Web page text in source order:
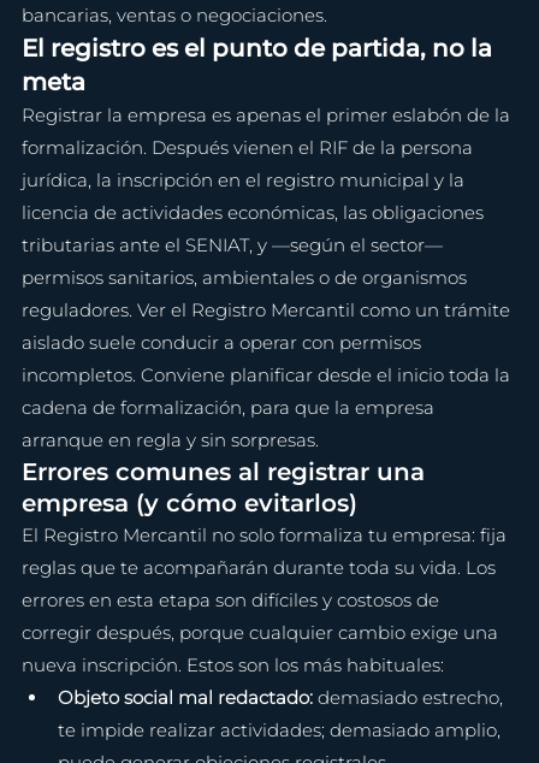
bancarias, ventas o negociaciones.
El registro es el punto de partida, no la
meta
Registrar la empresa es apenas el primer eslabón de la
formalización. Después vienen el RIF de la persona
jurídica, la inscripción en el registro municipal y la
licencia de actividades económicas, las obligaciones
tributarias ante el SENIAT, y —según el sector—
permisos sanitarios, ambientales o de organismos
reguladores. Ver el Registro Mercantil como un trámite
aislado suele conducir a operar con permisos
incompletos. Conviene planificar desde el inicio toda la
cadena de formalización, para que la empresa
arranque en regla y sin sorpresas.
Errores comunes al registrar una
empresa (y cómo evitarlos)
El Registro Mercantil no solo formaliza tu empresa: fija
reglas que te acompañarán durante toda su vida. Los
errores en esta etapa son difíciles y costosos de
corregir después, porque cualquier cambio exige una
nueva inscripción. Estos son los más habituales:
Objeto social mal redactado: demasiado estrecho,
te impide realizar actividades; demasiado amplio,